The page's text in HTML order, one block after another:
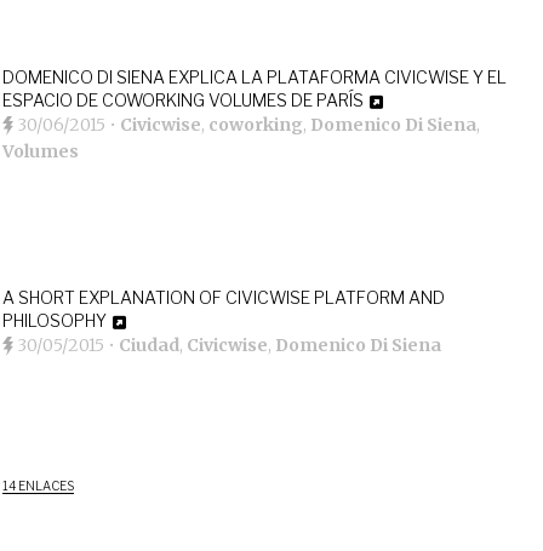
DOMENICO DI SIENA EXPLICA LA PLATAFORMA CIVICWISE Y EL
ESPACIO DE COWORKING VOLUMES DE PARÍS
30/06/2015 • Civicwise, coworking, Domenico Di Siena,
Volumes
A SHORT EXPLANATION OF CIVICWISE PLATFORM AND
PHILOSOPHY
30/05/2015 • Ciudad, Civicwise, Domenico Di Siena
14 ENLACES